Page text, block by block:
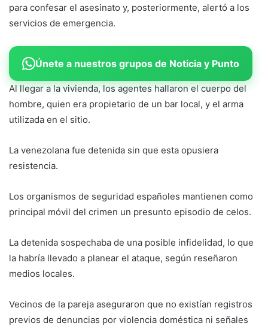
para confesar el asesinato y, posteriormente, alertó a los
servicios de emergencia.
Únete a nuestros grupos de Noticia y Punto
Al llegar a la vivienda, los agentes hallaron el cuerpo del
hombre, quien era propietario de un bar local, y el arma
utilizada en el sitio.
La venezolana fue detenida sin que esta opusiera
resistencia.
Los organismos de seguridad españoles mantienen como
principal móvil del crimen un presunto episodio de celos.
La detenida sospechaba de una posible infidelidad, lo que
la habría llevado a planear el ataque, según reseñaron
medios locales.
Vecinos de la pareja aseguraron que no existían registros
previos de denuncias por violencia doméstica ni señales